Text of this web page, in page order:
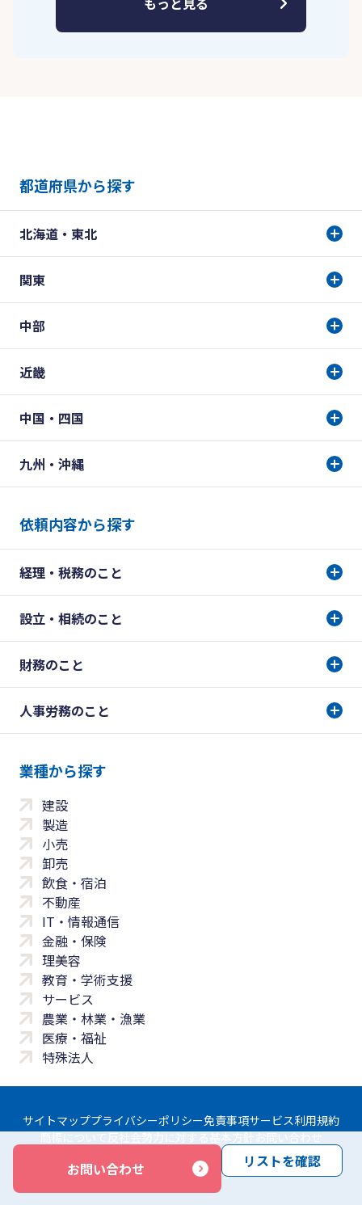
お問い合わせ リストを確認
都道府県から探す
北海道・東北
関東
中部
近畿
中国・四国
九州・沖縄
依頼内容から探す
経理・税務のこと
設立・相続のこと
財務のこと
人事労務のこと
業種から探す
建設
製造
小売
卸売
飲食・宿泊
不動産
IT・情報通信
金融・保険
理美容
教育・学術支援
サービス
農業・林業・漁業
医療・福祉
特殊法人
サイトマッププライバシーポリシー免責事項サービス利用規約
商標について反社会勢力に対する基本方針お問い合わせ
Copyright © Yayoi Co., Ltd. All rights reserved.